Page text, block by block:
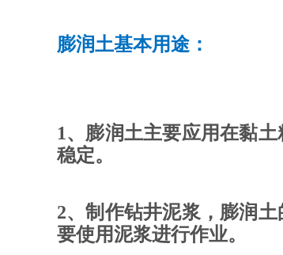
膨润土基本用途：
1、膨润土主要应用在黏
稳定。
2、制作钻井泥浆，膨润
要使用泥浆进行作业。